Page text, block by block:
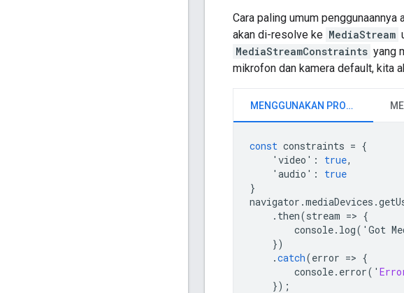
Cara paling umum penggunaannya
akan di-resolve ke MediaStream
MediaStreamConstraints yang
mikrofon dan kamera default, kita
MENGGUNAKAN PROMISE
const constraints = {
' video ' : true,
' audio ' :
true
}
navigator .mediaDevices .
. then(stream => {
console. log( ' Got
})
.catch(error => {
console. error( '
});